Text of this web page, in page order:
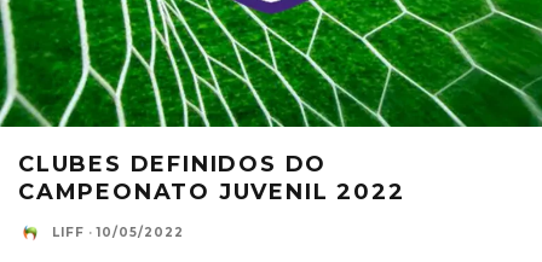
CLUBES DEFINIDOS DO
CAMPEONATO JUVENIL 2022
LIFF · 10/05/2022